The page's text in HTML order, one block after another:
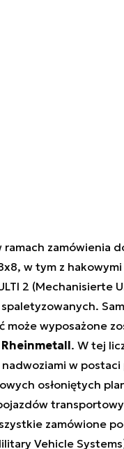
zamówienia
w tym z
2
może wyposażone
. W tej
w
osłoniętych
zamówione
Vehicle